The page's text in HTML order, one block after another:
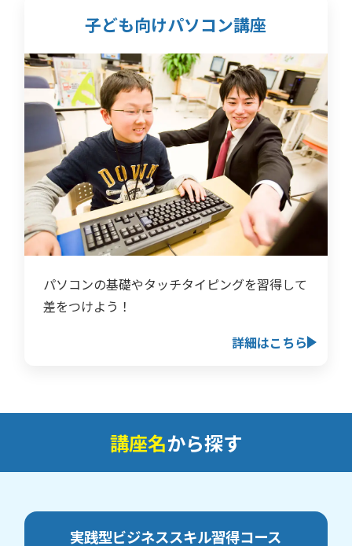
子ども向けパソコン講座
パソコンの基礎やタッチタイピングを習得して
差をつけよう！
詳細はこちら
講座名から探す
実践型ビジネススキル習得コース